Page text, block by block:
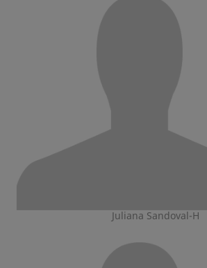
Juliana Sandoval-H